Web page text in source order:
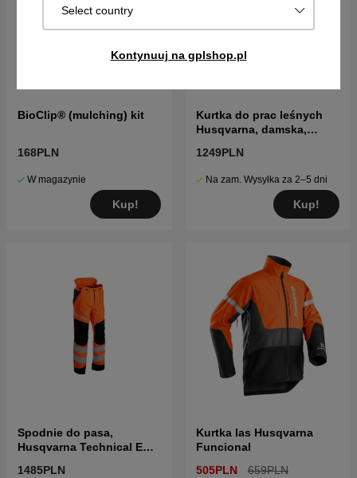
Select country
Kontynuuj na gplshop.pl
BioClip® (mulching) kit
168PLN
W magazynie
Kup!
Kurtka do prac leśnych
Husqvarna, damska,
1249PLN
Na zam. Wysyłka za 2–5 dni
Kup!
Spodnie do pasa,
Husqvarna Technical EN
1485PLN
Kurtka las Husqvarna
Funcional
505PLN
659PLN